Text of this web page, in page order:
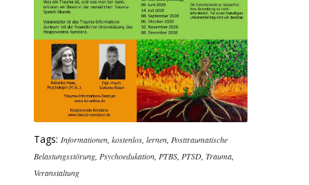
Tags: Informationen kostenlos lernen Posttraumatische
Belastungsstörung Psychoedukation PTBS PTSD Trauma
Veranstaltung